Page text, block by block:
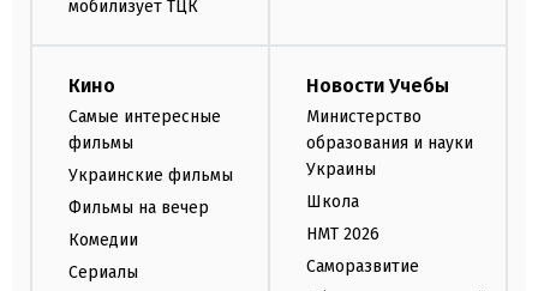
мобилизует ТЦК
Кино
Самые интересные
фильмы
Украинские фильмы
Фильмы на вечер
Комедии
Сериалы
Новости Учебы
Министерство
образования и науки
Украины
Школа
НМТ 2026
Саморазвитие